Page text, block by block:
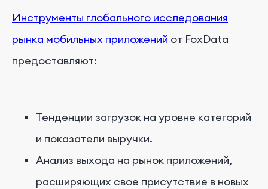
Инструменты глобального исследования
рынка мобильных приложений от FoxData
предоставляют:
Тенденции загрузок на уровне категорий
и показатели выручки.
Анализ выхода на рынок приложений,
расширяющих свое присутствие в новых